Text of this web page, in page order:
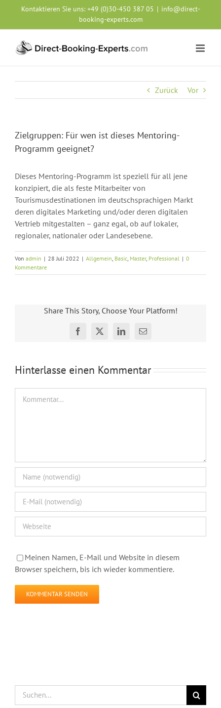
springen
Kontaktieren Sie uns: +49 (0)30-450 387 05 | info@direct-
booking-experts.com
Zurück Vor
Zielgruppen: Für wen ist dieses Mentoring-
Programm geeignet?
Dieses Mentoring-Programm ist speziell für all jene
konzipiert, die als feste Mitarbeiter von
Tourismusdestinationen im deutschsprachigen Markt
deren digitales Marketing und/oder deren digitalen
Vertrieb mitgestalten – ganz egal, ob auf lokaler,
regionaler, nationaler oder Landesebene.
Von admin | 28 Juli 2022 | Allgemein Basic Master, Professional | 0
Kommentare
Share This Story, Choose Your Platform!
Facebook
X LinkedIn
E-
Hinterlasse einen Kommentar
Meinen Namen, E-Mail und Website in diesem
Browser speichern, bis ich wieder kommentiere.
Suche
nach: